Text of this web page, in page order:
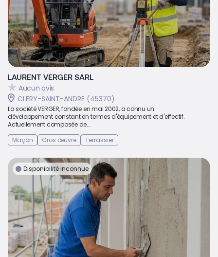
LAURENT VERGER SARL
Aucun avis
CLERY-SAINT-ANDRE (45370)
La société VERGER, fondée en mai 2002, a connu un
développement constant en termes d'équipement et d'effectif.
Actuellement composée de...
Maçon
Gros œuvre Terrassier
Disponibilité inconnue